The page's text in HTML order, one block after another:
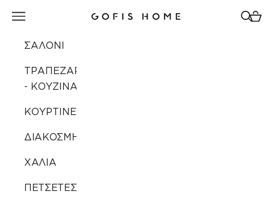
Gofis Home
Άνοιγμα μενού πλοήγησης
ΣΑΛΟΝΙ
ΤΡΑΠΕΖΑΡΙΑ
- ΚΟΥΖΙΝΑ
ΚΟΥΡΤΙΝΕΣ
ΔΙΑΚΟΣΜΗΣΗ
ΧΑΛΙΑ
ΠΕΤΣΕΤΕΣ